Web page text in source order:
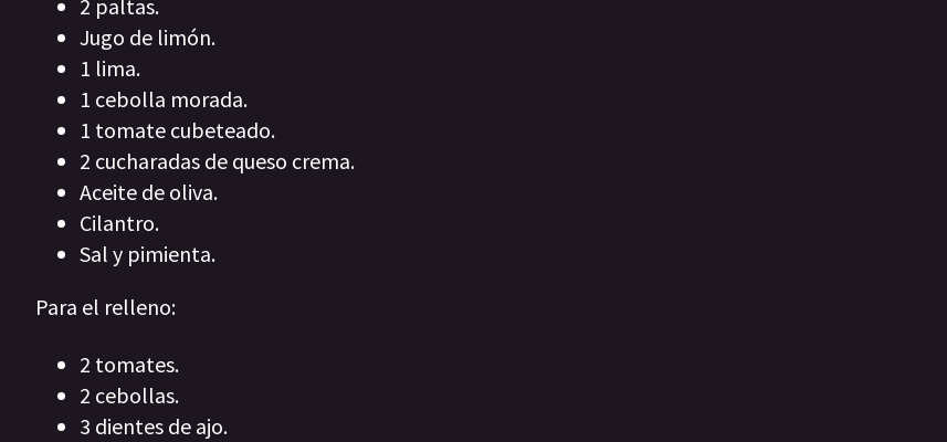
2 paltas.
Jugo de limón.
1 lima.
1 cebolla morada.
1 tomate cubeteado.
2 cucharadas de queso crema.
Aceite de oliva.
Cilantro.
Sal y pimienta.
Para el relleno:
2 tomates.
2 cebollas.
3 dientes de ajo.